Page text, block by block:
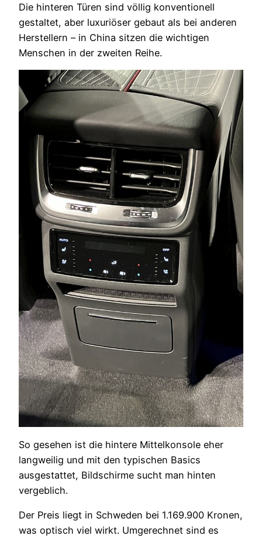
Die hinteren Türen sind völlig konventionell
gestaltet, aber luxuriöser gebaut als bei anderen
Herstellern – in China sitzen die wichtigen
Menschen in der zweiten Reihe.
So gesehen ist die hintere Mittelkonsole eher
langweilig und mit den typischen Basics
ausgestattet, Bildschirme sucht man hinten
vergeblich.
Der Preis liegt in Schweden bei 1.169.900 Kronen,
was optisch viel wirkt. Umgerechnet sind es